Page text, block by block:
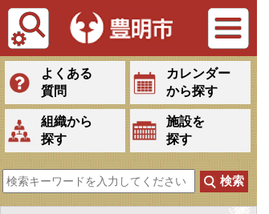
Tiếng Việt
よくある
質問
カレンダー
から探す
組織から
探す
施設を
探す